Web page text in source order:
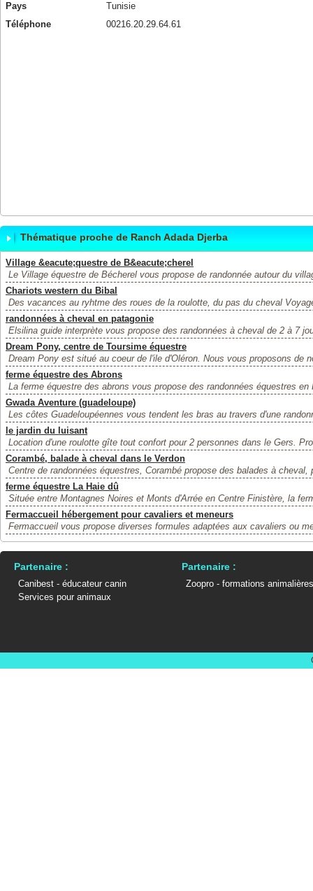
Pays
Tunisie
Téléphone
00216.20.29.64.61
Thématique proche de Ranch Adada Djerba
Village &eacute;questre de B&eacute;cherel
Le Village équestre de Bécherel vous propose de randonnée autour du
Chariots western du Bibal
Des vacances au ryhtme des roues de la roulotte, du pas du cheval
randonnées à cheval en patagonie
Elsilina guide interprète vous propose des randonnées à cheval de 2 à 7
Dream Pony, centre de Toursime équestre
Dream Pony est situé au coeur de l'ile d'Oléron. Nous vous proposons de
ferme équestre des Abrons
La ferme équestre des abrons vous propose des randonnées équestres en
Gwada Aventure (guadeloupe)
Les côtes Guadeloupéennes vous tendent les bras au travers d'une
le jardin du luisant
Location d'une roulotte gîte tout confort pour 2 personnes dans le Gers.
Corambé, balade à cheval dans le Verdon
Centre de randonnées équestres, Corambé propose des balades à cheval,
ferme équestre La Haie dû
Située entre Montagnes Noires et Monts d'Arrée en Centre Finistère, la
Fermaccueil hébergement pour cavaliers et meneurs
Fermaccueil vous propose diverses formules adaptées aux cavaliers ou
Partenaire :
Canibest - éducateur canin
Services pour animaux
Partenaire :
Zoopro - formations animalières